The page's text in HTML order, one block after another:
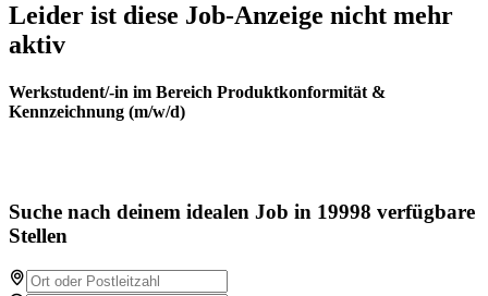
Leider ist diese Job-Anzeige nicht mehr
aktiv
Werkstudent/-in im Bereich Produktkonformität &
Kennzeichnung (m/w/d)
Suche nach deinem idealen Job in 19998 verfügbare
Stellen